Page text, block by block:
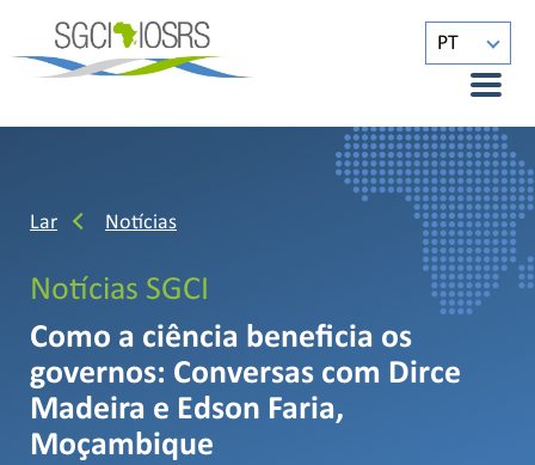
PT
Lar Notícias
Notícias SGCI
Como a ciência beneficia os
governos: Conversas com Dirce
Madeira e Edson Faria,
Moçambique